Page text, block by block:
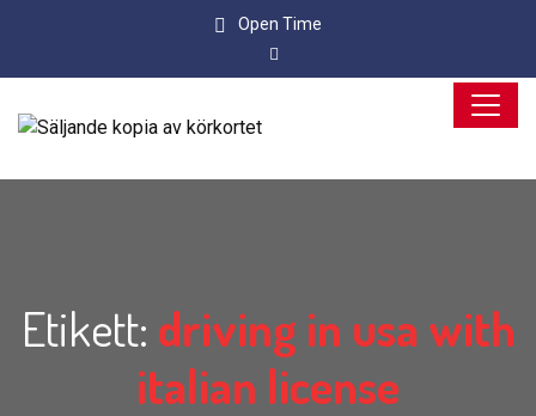
Open Time
Etikett: driving in usa with
italian license